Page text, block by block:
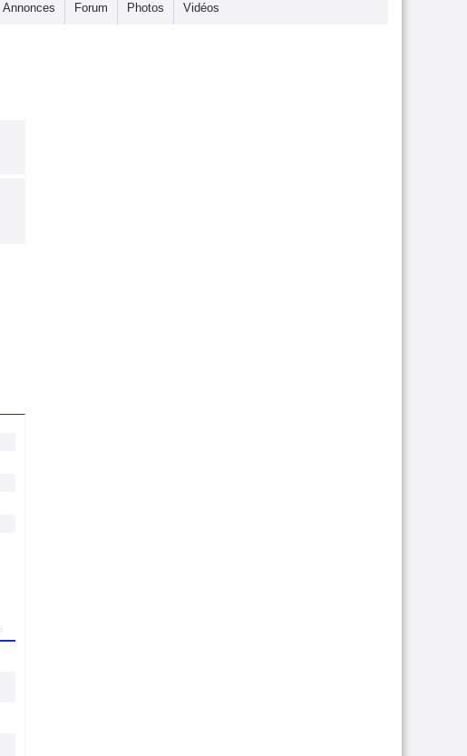
Annonces Forum Photos Vidéos